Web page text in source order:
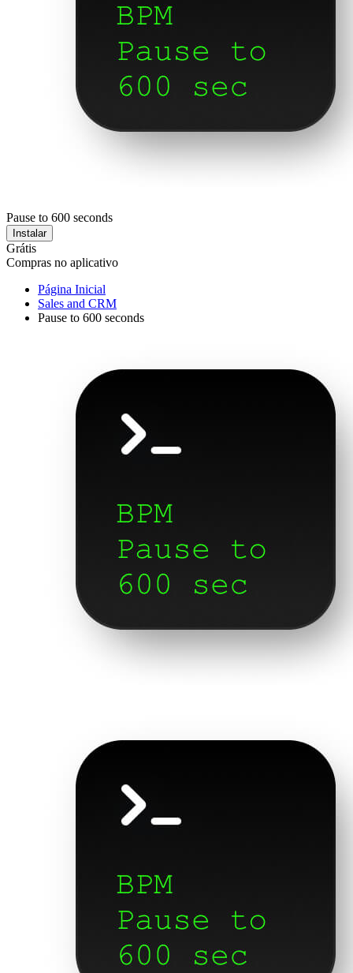
Pause to 600 seconds
Instalar
Grátis
Compras no aplicativo
Página Inicial
Sales and CRM
Pause to 600 seconds